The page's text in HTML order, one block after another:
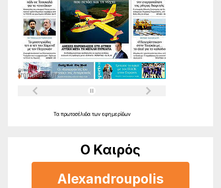
Τα πρωτοσέλιδα των εφημερίδων
Ο Καιρός
Alexandroupolis